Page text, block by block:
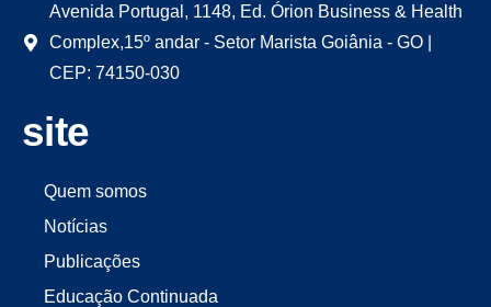
Avenida Portugal, 1148, Ed. Órion Business & Health
Complex,15º andar - Setor Marista Goiânia - GO |
CEP: 74150-030
site
Quem somos
Notícias
Publicações
Educação Continuada